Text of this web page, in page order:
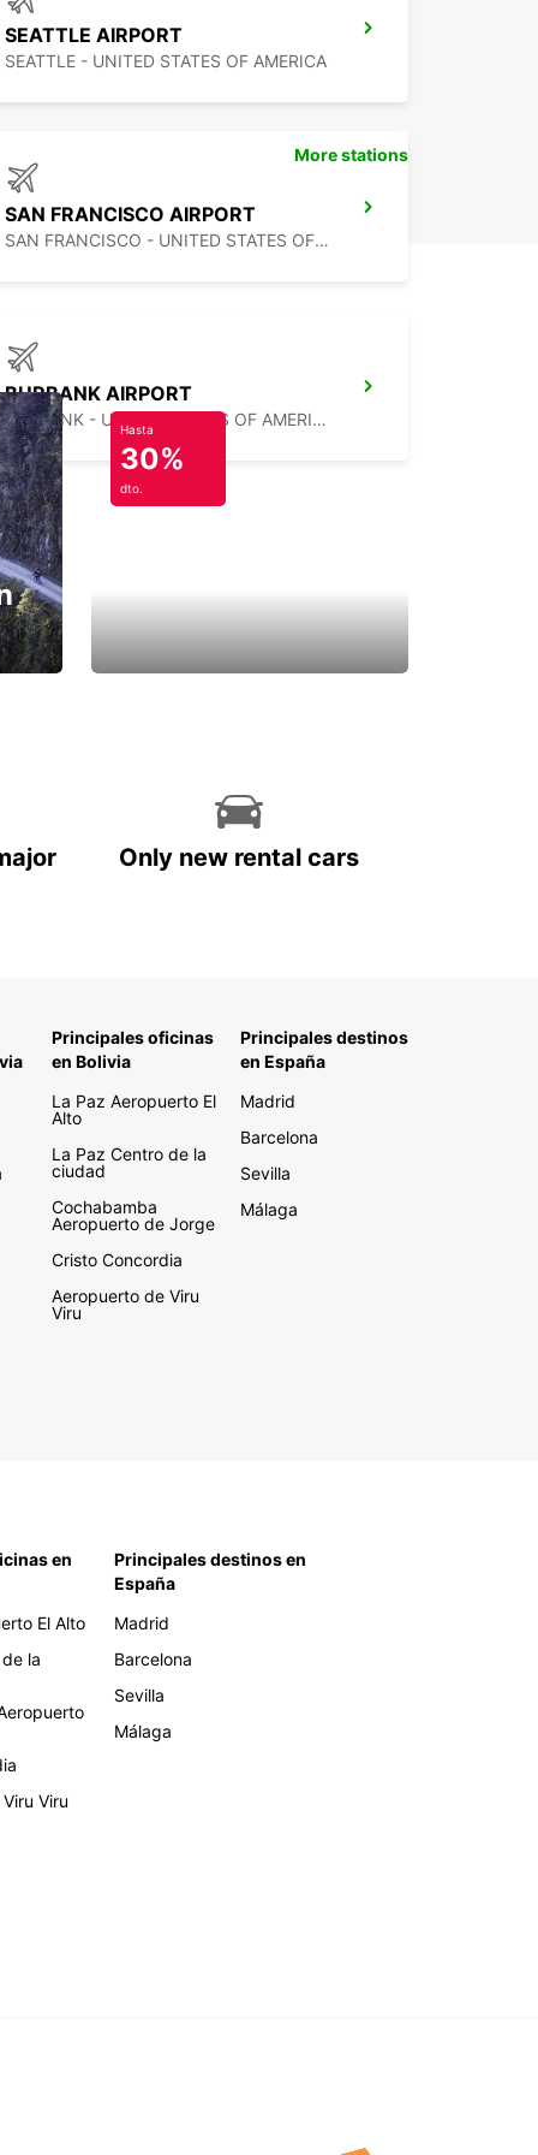
SEATTLE AIRPORT
SEATTLE - UNITED STATES OF AMERICA
SAN FRANCISCO AIRPORT
SAN FRANCISCO - UNITED STATES OF AMERICA
BURBANK AIRPORT
BURBANK - UNITED STATES OF AMERICA
More stations
Hasta
30%
dto.
Only new rental cars
Principales oficinas
en Bolivia
La Paz Aeropuerto El
Alto
La Paz Centro de la
ciudad
Cochabamba
Aeropuerto de Jorge
Cristo Concordia
Aeropuerto de Viru
Viru
Principales destinos
en España
Madrid
Barcelona
Sevilla
Málaga
en
El Alto
la
Viru
Principales destinos en
España
Madrid
Barcelona
Sevilla
Málaga